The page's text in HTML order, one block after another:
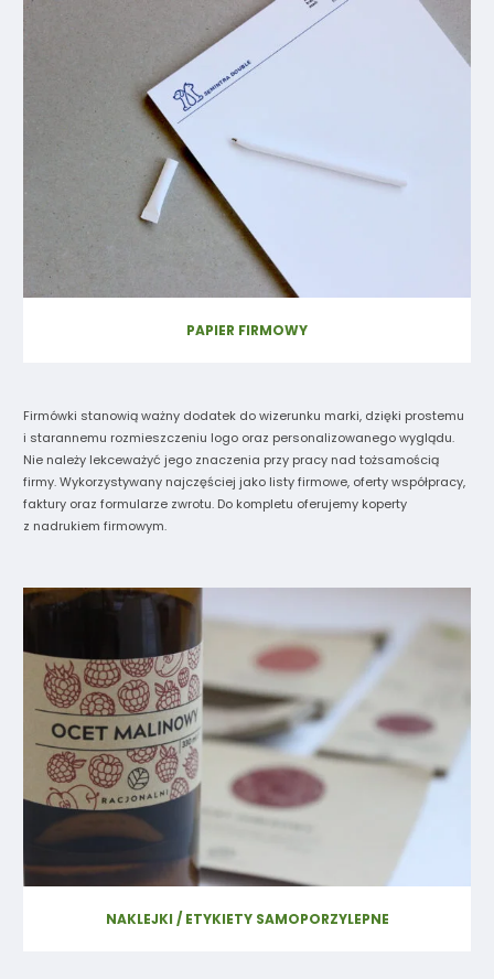
PAPIER FIRMOWY
Firmówki stanowią ważny dodatek do wizerunku marki, dzięki prostemu
i starannemu rozmieszczeniu logo oraz personalizowanego wyglądu.
Nie należy lekceważyć jego znaczenia przy pracy nad tożsamością
firmy. Wykorzystywany najczęściej jako listy firmowe, oferty współpracy,
faktury oraz formularze zwrotu. Do kompletu oferujemy koperty
z nadrukiem firmowym.
NAKLEJKI / ETYKIETY SAMOPORZYLEPNE